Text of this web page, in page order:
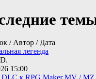
/ Автор / Дата
легенда
15:00
DLC к RPG Maker MV / MZ